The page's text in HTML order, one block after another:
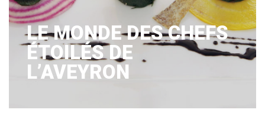
LE MONDE DES CHEFS
ÉTOILÉS DE
L’AVEYRON